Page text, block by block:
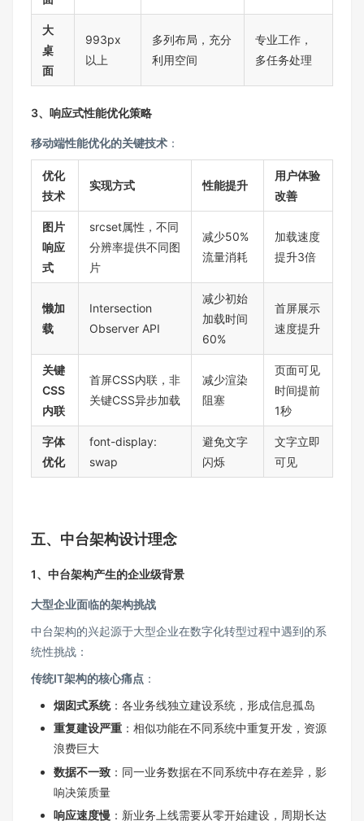
大
桌
面
993px
以上
多列布局，充分
利用空间
专业工作，
多任务处理
3、响应式性能优化策略
移动端性能优化的关键技术 ：
优化
技术
实现方式 性能提升
用户体验
改善
图片
响应
式
srcset属性，不同
分辨率提供不同图
片
减少50%
流量消耗
加载速度
提升3倍
懒加
载
Intersection
Observer API
减少初始
加载时间
60%
首屏展示
速度提升
关键
CSS
内联
首屏CSS内联，非
关键CSS异步加载
减少渲染
阻塞
页面可见
时间提前
1秒
字体
优化
font-display:
swap
避免文字
闪烁
文字立即
可见
五、中台架构设计理念
1、中台架构产生的企业级背景
大型企业面临的架构挑战
中台架构的兴起源于大型企业在数字化转型过程中遇到的系
统性挑战：
传统IT架构的核心痛点 ：
烟囱式系统：各业务线独立建设系统，形成信息孤岛
重复建设严重 ：相似功能在不同系统中重复开发，资源
浪费巨大
数据不一致 ：同一业务数据在不同系统中存在差异，影
响决策质量
响应速度慢 ：新业务上线需要从零开始建设，周期长达